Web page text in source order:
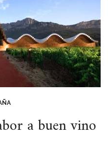
a buen vino